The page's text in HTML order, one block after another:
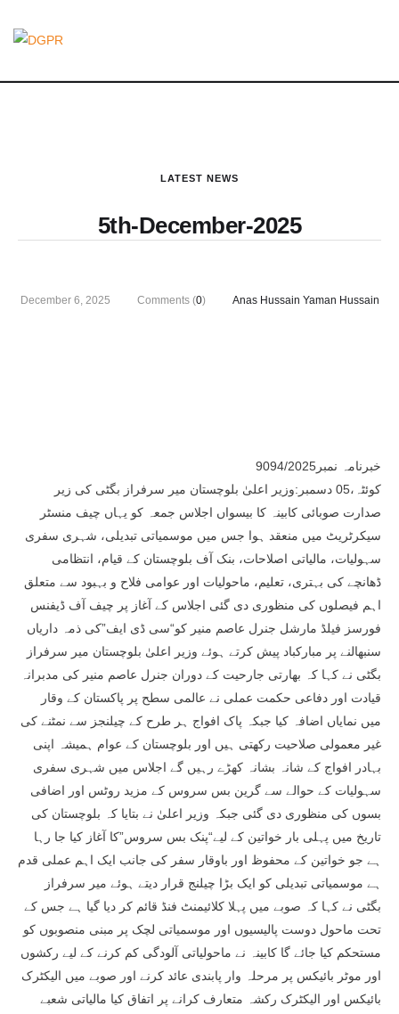
LATEST NEWS
5th-December-2025
December 6, 2025 Comments (0) Anas Hussain Yaman Hussain
خبرنامہ نمبر9094/2025
کوئٹہ،05 دسمبر:وزیر اعلیٰ بلوچستان میر سرفراز بگٹی کی زیر
صدارت صوبائی کابینہ کا بیسواں اجلاس جمعہ کو یہاں چیف منسٹر
سیکرٹریٹ میں منعقد ہوا جس میں موسمیاتی تبدیلی، شہری سفری
سہولیات، مالیاتی اصلاحات، بنک آف بلوچستان کے قیام، انتظامی
ڈھانچے کی بہتری، تعلیم، ماحولیات اور عوامی فلاح و بہبود سے متعلق
اہم فیصلوں کی منظوری دی گئی اجلاس کے آغاز پر چیف آف ڈیفنس
فورسز فیلڈ مارشل جنرل عاصم منیر کو“سی ڈی ایف”کی ذمہ داریاں
سنبھالنے پر مبارکباد پیش کرتے ہوئے وزیر اعلیٰ بلوچستان میر سرفراز
بگٹی نے کہا کہ بھارتی جارحیت کے دوران جنرل عاصم منیر کی مدبرانہ
قیادت اور دفاعی حکمت عملی نے عالمی سطح پر پاکستان کے وقار
میں نمایاں اضافہ کیا جبکہ پاک افواج ہر طرح کے چیلنجز سے نمٹنے کی
غیر معمولی صلاحیت رکھتی ہیں اور بلوچستان کے عوام ہمیشہ اپنی
بہادر افواج کے شانہ بشانہ کھڑے رہیں گے اجلاس میں شہری سفری
سہولیات کے حوالے سے گرین بس سروس کے مزید روٹس اور اضافی
بسوں کی منظوری دی گئی جبکہ وزیر اعلیٰ نے بتایا کہ بلوچستان کی
تاریخ میں پہلی بار خواتین کے لیے“پنک بس سروس”کا آغاز کیا جا رہا
ہے جو خواتین کے محفوظ اور باوقار سفر کی جانب ایک اہم عملی قدم
ہے موسمیاتی تبدیلی کو ایک بڑا چیلنج قرار دیتے ہوئے میر سرفراز
بگٹی نے کہا کہ صوبے میں پہلا کلائیمنٹ فنڈ قائم کر دیا گیا ہے جس کے
تحت ماحول دوست پالیسیوں اور موسمیاتی لچک پر مبنی منصوبوں کو
مستحکم کیا جائے گا کابینہ نے ماحولیاتی آلودگی کم کرنے کے لیے رکشوں
اور موٹر بائیکس پر مرحلہ وار پابندی عائد کرنے اور صوبے میں الیکٹرک
بائیکس اور الیکٹرک رکشہ متعارف کرانے پر اتفاق کیا مالیاتی شعبے